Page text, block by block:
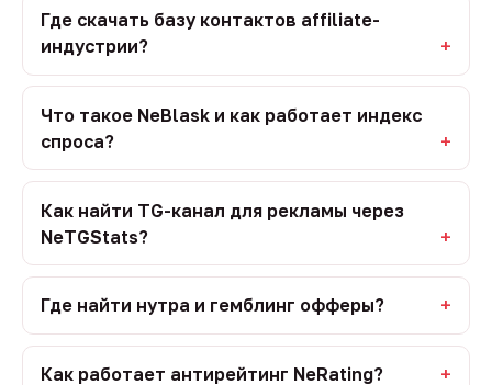
Где скачать базу контактов affiliate-
индустрии?
Что такое NeBlask и как работает индекс
спроса?
Как найти TG-канал для рекламы через
NeTGStats?
Где найти нутра и гемблинг офферы?
Как работает антирейтинг NeRating?